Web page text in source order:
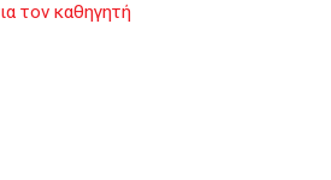
τον καθηγητή